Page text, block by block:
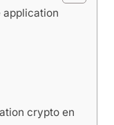
application
crypto en